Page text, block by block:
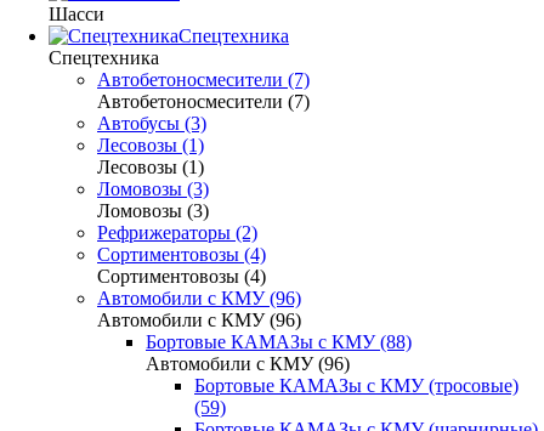
Шасси
Спецтехника
Спецтехника
Автобетоносмесители (7)
Автобетоносмесители (7)
Автобусы (3)
Лесовозы (1)
Лесовозы (1)
Ломовозы (3)
Ломовозы (3)
Рефрижераторы (2)
Сортиментовозы (4)
Сортиментовозы (4)
Автомобили с КМУ (96)
Автомобили с КМУ (96)
Бортовые КАМАЗы с КМУ (88)
Автомобили с КМУ (96)
Бортовые КАМАЗы с КМУ (тросовые)
(59)